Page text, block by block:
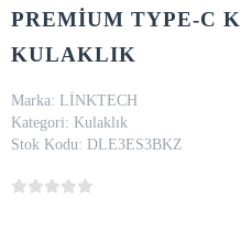
PREMİUM TYPE-C
KULAKLIK
Marka: LİNKTECH
Kategori: Kulaklık
Stok Kodu: DLE3ES3BKZ